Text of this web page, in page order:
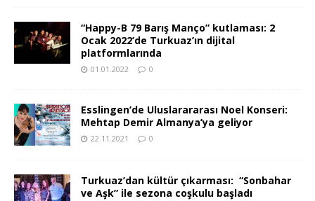
“Happy-B 79 Barış Manço” kutlaması: 2
Ocak 2022’de Turkuaz’ın dijital
platformlarında
01.01.2022 0
Esslingen’de Uluslarararası Noel Konseri:
Mehtap Demir Almanya’ya geliyor
22.11.2021 0
Turkuaz’dan kültür çıkarması: “Sonbahar
ve Aşk” ile sezona coşkulu başladı